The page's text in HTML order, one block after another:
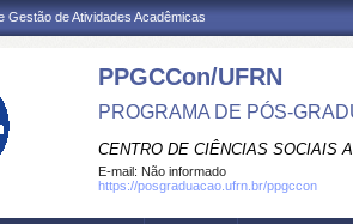
Gestão de Atividades Acadêmicas
PPGCCon/UFRN
PROGRAMA DE PÓS-
CENTRO DE CIÊNCIAS SOCIAIS
E-mail: Não informado
https://posgraduacao.ufrn.br/ppgccon